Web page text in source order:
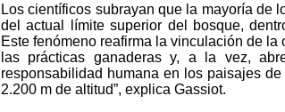
Los científicos subrayan que la mayoría de
del actual límite superior del bosque,
Este fenómeno reafirma la vinculación de
las prácticas ganaderas y, a la vez,
responsabilidad humana en los paisajes
2.200 m de altitud”, explica Gassiot.